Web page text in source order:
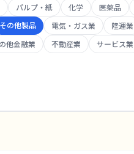
パルプ・紙 化学 医薬品
その他製品 電気・ガス業 陸運業
他金融業 不動産業 サービス業